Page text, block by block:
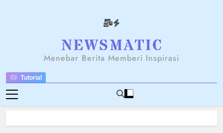
Tutorial
NEWSANTARA
Menebar Berita Memberi Inspirasi